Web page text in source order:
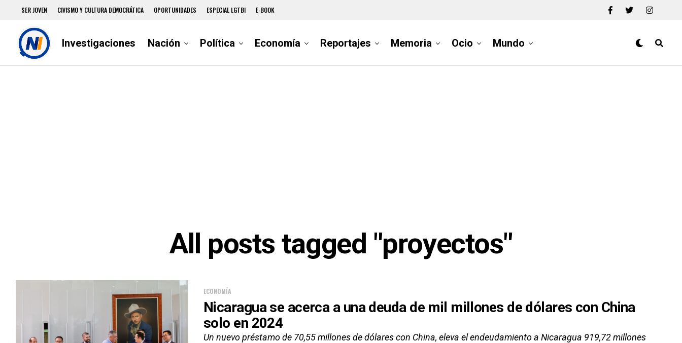
SER JOVEN CIVISMO Y CULTURA DEMOCRÁTICA OPORTUNIDADES ESPECIAL LGTBI E-BOOK
Investigaciones Nación Política Economía Reportajes Memoria Ocio Mundo
All posts tagged "proyectos"
ECONOMÍA
Nicaragua se acerca a una deuda de mil millones de dólares con China
solo en 2024
Un nuevo préstamo de 70,55 millones de dólares con China, eleva el endeudamiento a Nicaragua 919,72 millones